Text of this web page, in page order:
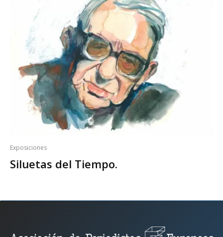
Exposiciones
Siluetas del Tiempo.